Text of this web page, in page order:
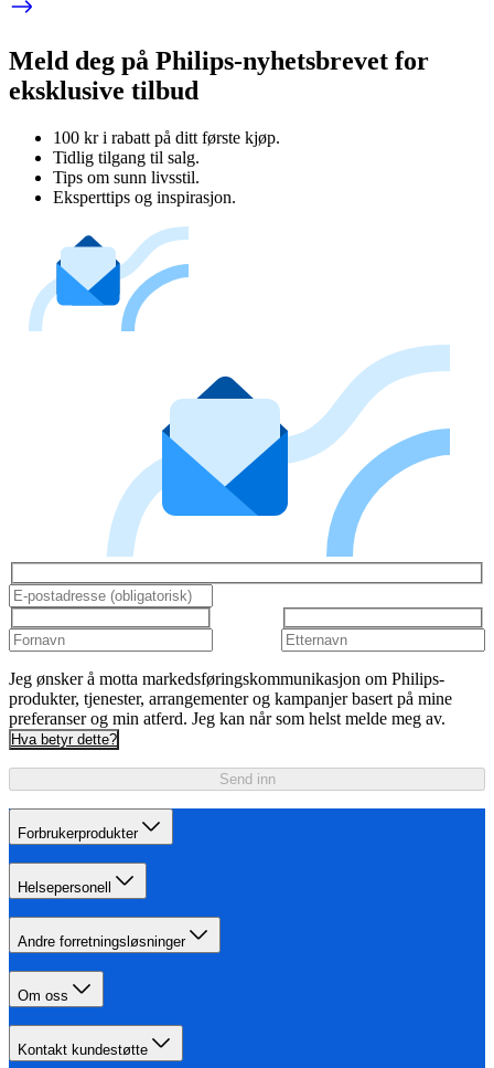
Meld deg på Philips-nyhetsbrevet for
eksklusive tilbud
100 kr i rabatt på ditt første kjøp.
Tidlig tilgang til salg.
Tips om sunn livsstil.
Eksperttips og inspirasjon.
Jeg ønsker å motta markedsføringskommunikasjon om Philips-
produkter, tjenester, arrangementer og kampanjer basert på mine
preferanser og min atferd. Jeg kan når som helst melde meg av.
Hva betyr dette?
Send inn
Forbrukerprodukter
Helsepersonell
Andre forretningsløsninger
Om oss
Kontakt kundestøtte